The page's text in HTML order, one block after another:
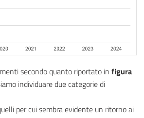
secondo quanto riportato in figura
individuare due categorie di
per cui sembra evidente un ritorno ai